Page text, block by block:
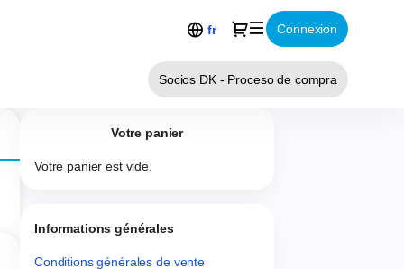
fr Dialogue
Connexion
Socios DK - Proceso de compra
Votre panier
Votre panier est vide.
Informations générales
Conditions générales de vente